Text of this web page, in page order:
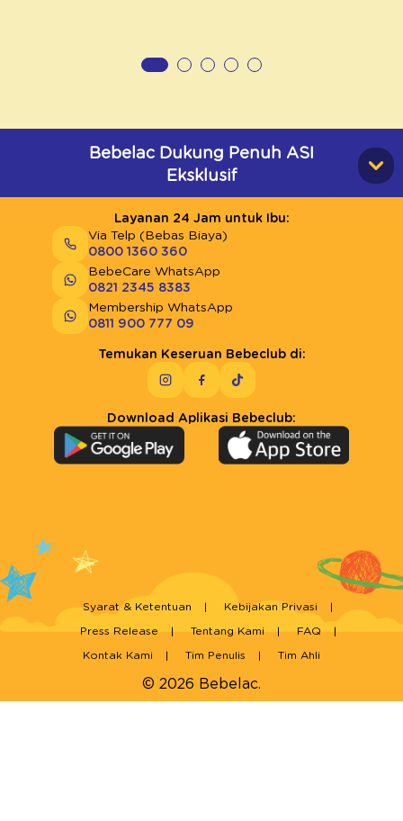
Bebelac Dukung Penuh ASI
Eksklusif
Layanan 24 Jam untuk Ibu:
Via Telp (Bebas Biaya)
0800 1360 360
BebeCare WhatsApp
0821 2345 8383
Membership WhatsApp
0811 900 777 09
Temukan Keseruan Bebeclub di:
Download Aplikasi Bebeclub:
© 2026 Bebelac.
Syarat & Ketentuan Kebijakan Privasi
Press Release Tentang Kami FAQ
Kontak Kami Tim Penulis Tim Ahli